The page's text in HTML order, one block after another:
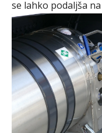
se lahko podaljša